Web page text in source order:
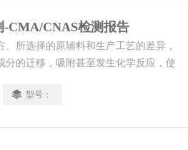
CMA/CNAS检测报告
所选择的原辅料和生产工艺的差异，
分的迁移，吸附甚至发生化学反应，使
型号：